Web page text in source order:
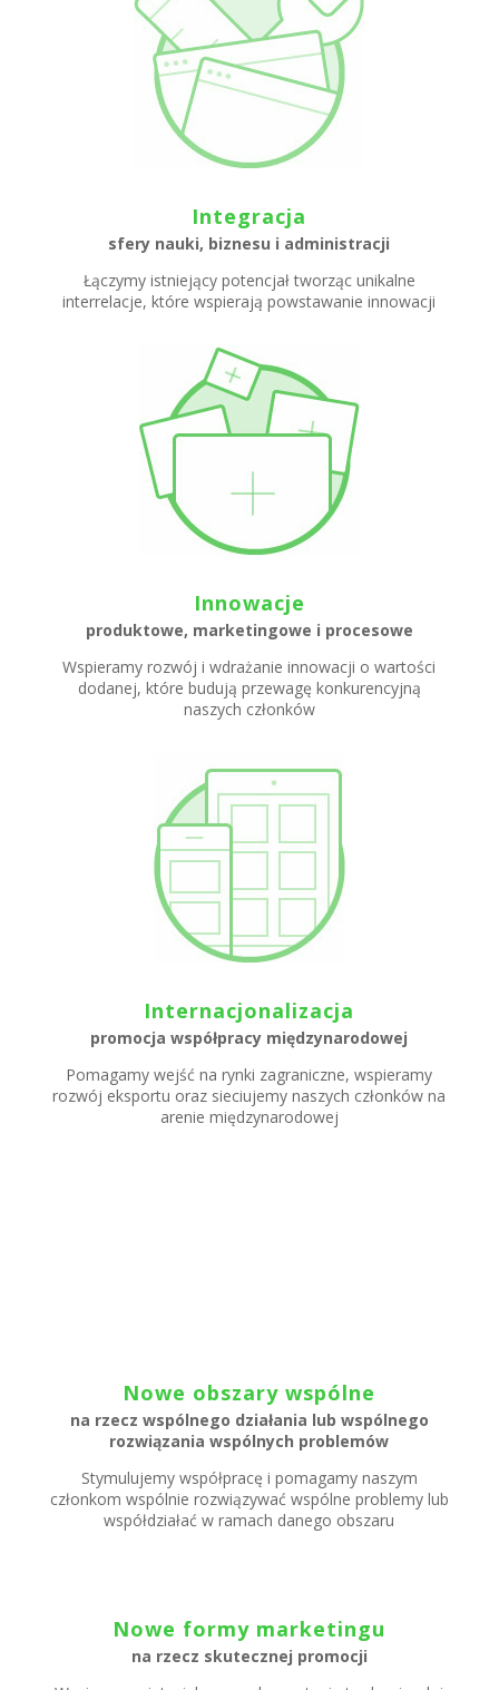
Integracja
sfery nauki, biznesu i administracji
Łączymy istniejący potencjał tworząc unikalne
interrelacje, które wspierają powstawanie innowacji
Innowacje
produktowe, marketingowe i procesowe
Wspieramy rozwój i wdrażanie innowacji o wartości
dodanej, które budują przewagę konkurencyjną
naszych członków
Internacjonalizacja
promocja współpracy międzynarodowej
Pomagamy wejść na rynki zagraniczne, wspieramy
rozwój eksportu oraz sieciujemy naszych członków na
arenie międzynarodowej
Nowe obszary wspólne
na rzecz wspólnego działania lub wspólnego
rozwiązania wspólnych problemów
Stymulujemy współpracę i pomagamy naszym
członkom wspólnie rozwiązywać wspólne problemy lub
współdziałać w ramach danego obszaru
Nowe formy marketingu
na rzecz skutecznej promocji